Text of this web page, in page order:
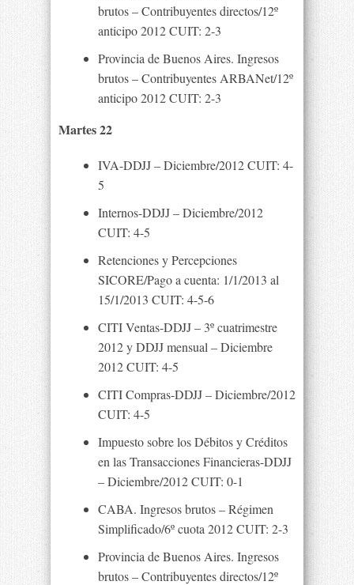
brutos – Contribuyentes directos/12º
anticipo 2012 CUIT: 2-3
Provincia de Buenos Aires. Ingresos
brutos – Contribuyentes ARBANet/12º
anticipo 2012 CUIT: 2-3
Martes 22
IVA-DDJJ – Diciembre/2012 CUIT: 4-
5
Internos-DDJJ – Diciembre/2012
CUIT: 4-5
Retenciones y Percepciones
SICORE/Pago a cuenta: 1/1/2013 al
15/1/2013 CUIT: 4-5-6
CITI Ventas-DDJJ – 3º cuatrimestre
2012 y DDJJ mensual – Diciembre
2012 CUIT: 4-5
CITI Compras-DDJJ – Diciembre/2012
CUIT: 4-5
Impuesto sobre los Débitos y Créditos
en las Transacciones Financieras-DDJJ
– Diciembre/2012 CUIT: 0-1
CABA. Ingresos brutos – Régimen
Simplificado/6º cuota 2012 CUIT: 2-3
Provincia de Buenos Aires. Ingresos
brutos – Contribuyentes directos/12º